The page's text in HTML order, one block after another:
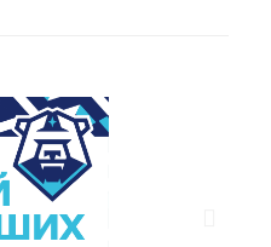
растений появятся по
повар Федерико
кухню и прошлое